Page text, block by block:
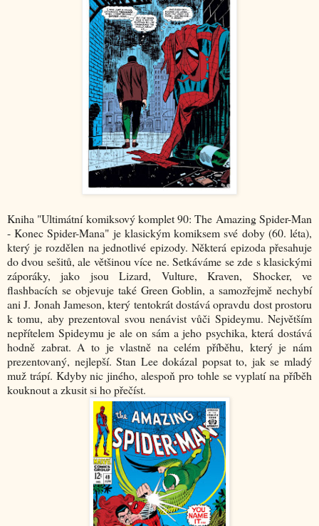
Kniha "Ultimátní komiksový komplet 90: The Amazing Spider-Man
- Konec Spider-Mana" je klasickým komiksem své doby (60. léta),
který je rozdělen na jednotlivé epizody. Některá epizoda přesahuje
do dvou sešitů, ale většinou více ne. Setkáváme se zde s klasickými
záporáky, jako jsou Lizard, Vulture, Kraven, Shocker, ve
flashbacích se objevuje také Green Goblin, a samozřejmě nechybí
ani J. Jonah Jameson, který tentokrát dostává opravdu dost prostoru
k tomu, aby prezentoval svou nenávist vůči Spideymu. Největším
nepřítelem Spideymu je ale on sám a jeho psychika, která dostává
hodně zabrat. A to je vlastně na celém příběhu, který je nám
prezentovaný, nejlepší. Stan Lee dokázal popsat to, jak se mladý
muž trápí. Kdyby nic jiného, alespoň pro tohle se vyplatí na příběh
kouknout a zkusit si ho přečíst.